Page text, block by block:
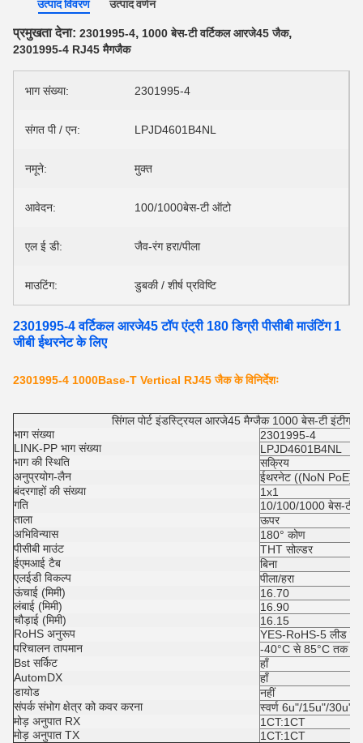
उत्पाद विवरण उत्पाद वर्णन
प्रमुखता देना: 2301995-4, 1000 बेस-टी वर्टिकल आरजे45 जैक,
2301995-4 RJ45 मैगजैक
भाग संख्या: 2301995-4
संगत पी / एन: LPJD4601B4NL
नमूने: मुक्त
आवेदन: 100/1000बेस-टी ऑटो
एल ई डी: जैव-रंग हरा/पीला
माउटिंग: डुबकी / शीर्ष प्रविष्टि
2301995-4 वर्टिकल आरजे45 टॉप एंट्री 180 डिग्री पीसीबी माउंटिंग 1
जीबी ईथरनेट के लिए
2301995-4 1000Base-T Vertical RJ45 जैक के विनिर्देशः
सिंगल पोर्ट इंडस्ट्रियल आरजे45 मैग्जैक 1000 बेस-टी
भाग संख्या
2301995-4
LINK-PP भाग संख्या
LPJD4601B4NL
भाग की स्थिति
सक्रिय
अनुप्रयोग-लैन
ईथरनेट ((NoN PoE)
बंदरगाहों की संख्या
1x1
गति
10/100/1000 बेस-टी
ताला
ऊपर
अभिविन्यास
180° कोण
पीसीबी माउंट
THT सोल्डर
ईएमआई टैब
बिना
एलईडी विकल्प
पीला/हरा
ऊंचाई (मिमी)
16.70
लंबाई (मिमी)
16.90
चौड़ाई (मिमी)
16.15
RoHS अनुरूप
YES-RoHS-5 लीड में
परिचालन तापमान
-40°C से 85°C तक
Bst सर्किट
हाँ
AutomDX
हाँ
डायोड
नहीं
संपर्क संभोग क्षेत्र को कवर करना
स्वर्ण 6u"/15u"/30u"
मोड़ अनुपात RX
1CT:1CT
मोड़ अनुपात TX
1CT:1CT